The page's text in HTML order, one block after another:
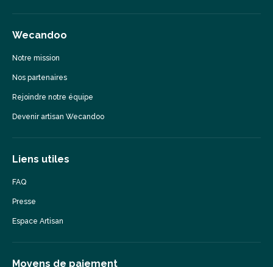
Wecandoo
Notre mission
Nos partenaires
Rejoindre notre équipe
Devenir artisan Wecandoo
Liens utiles
FAQ
Presse
Espace Artisan
Moyens de paiement